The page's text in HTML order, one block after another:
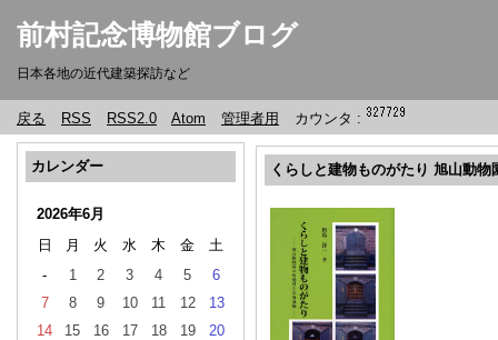
前村記念博物館ブログ
日本各地の近代建築探訪など
戻る RSS RSS2.0 Atom 管理者用 カウンタ :
カレンダー
2026年6月
日
月 火 水 木 金
土
-
1 2 3 4 5
6
7
8 9 10 11 12
13
14
15 16 17 18 19
20
くらしと建物ものがたり 旭山動